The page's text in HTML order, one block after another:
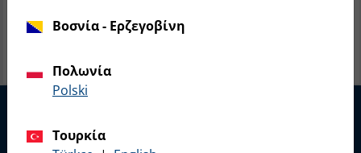
Βοσνία - Ερζεγοβίνη
Πολωνία
Polski
Τουρκία